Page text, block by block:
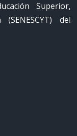
Superior,
del